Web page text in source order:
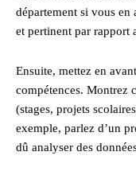
département si vous
et pertinent par rapport
Ensuite, mettez en
compétences. Montrez
(stages, projets
exemple, parlez d’un
dû analyser des